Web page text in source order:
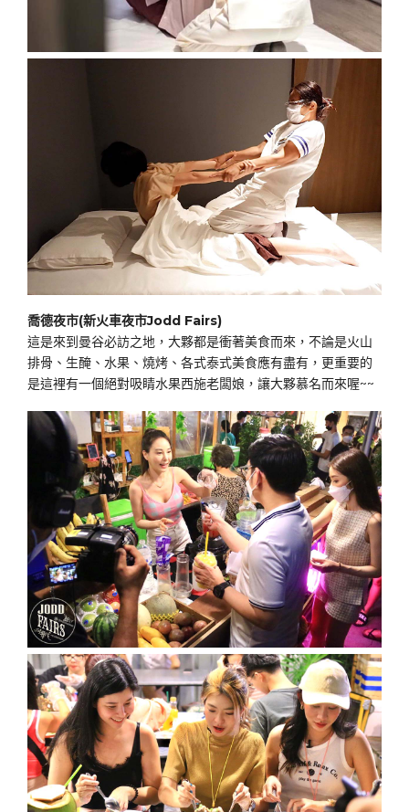
喬德夜市(新火車夜市Jodd Fairs)
這是來到曼谷必訪之地，大夥都是衝著美食而來，不論是火山
排骨、生醃、水果、燒烤、各式泰式美食應有盡有，更重要的
是這裡有一個絕對吸睛水果西施老闆娘，讓大夥慕名而來喔~~